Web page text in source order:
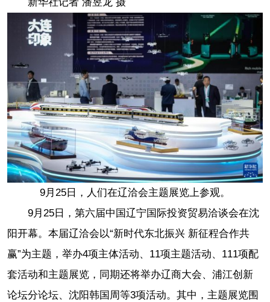
9月25日，人们在辽洽会主题展览上参观。
9月25日，第六届中国辽宁国际投资贸易洽谈会在沈
阳开幕。本届辽洽会以“新时代东北振兴 新征程合作共
赢”为主题，举办4项主体活动、11项主题活动、111项配
套活动和主题展览，同期还将举办辽商大会、浦江创新
论坛分论坛、沈阳韩国周等3项活动。其中，主题展览围